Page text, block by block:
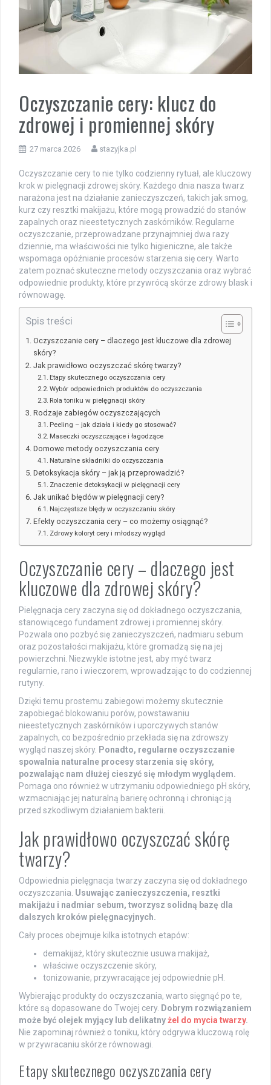
Oczyszczanie cery: klucz do
zdrowej i promiennej skóry
27 marca 2026 stazyjka.pl
Oczyszczanie cery to nie tylko codzienny rytuał, ale kluczowy
krok w pielęgnacji zdrowej skóry. Każdego dnia nasza twarz
narażona jest na działanie zanieczyszczeń, takich jak smog,
kurz czy resztki makijażu, które mogą prowadzić do stanów
zapalnych oraz nieestetycznych zaskórników. Regularne
oczyszczanie, przeprowadzane przynajmniej dwa razy
dziennie, ma właściwości nie tylko higieniczne, ale także
wspomaga opóźnianie procesów starzenia się cery. Warto
zatem poznać skuteczne metody oczyszczania oraz wybrać
odpowiednie produkty, które przywrócą skórze zdrowy blask i
równowagę.
Spis treści
Oczyszczanie cery – dlaczego jest kluczowe dla zdrowej
skóry?
Jak prawidłowo oczyszczać skórę twarzy?
Etapy skutecznego oczyszczania cery
Wybór odpowiednich produktów do oczyszczania
Rola toniku w pielęgnacji skóry
Rodzaje zabiegów oczyszczających
Peeling – jak działa i kiedy go stosować?
Maseczki oczyszczające i łagodzące
Domowe metody oczyszczania cery
Naturalne składniki do oczyszczania
Detoksykacja skóry – jak ją przeprowadzić?
Znaczenie detoksykacji w pielęgnacji cery
Jak unikać błędów w pielęgnacji cery?
Najczęstsze błędy w oczyszczaniu skóry
Efekty oczyszczania cery – co możemy osiągnąć?
Zdrowy koloryt cery i młodszy wygląd
Oczyszczanie cery – dlaczego jest
kluczowe dla zdrowej skóry?
Pielęgnacja cery zaczyna się od dokładnego oczyszczania,
stanowiącego fundament zdrowej i promiennej skóry.
Pozwala ono pozbyć się zanieczyszczeń, nadmiaru sebum
oraz pozostałości makijażu, które gromadzą się na jej
powierzchni. Niezwykle istotne jest, aby myć twarz
regularnie, rano i wieczorem, wprowadzając to do codziennej
rutyny.
Dzięki temu prostemu zabiegowi możemy skutecznie
zapobiegać blokowaniu porów, powstawaniu
nieestetycznych zaskórników i uporczywych stanów
zapalnych, co bezpośrednio przekłada się na zdrowszy
wygląd naszej skóry. Ponadto, regularne oczyszczanie
spowalnia naturalne procesy starzenia się skóry,
pozwalając nam dłużej cieszyć się młodym wyglądem.
Pomaga ono również w utrzymaniu odpowiedniego pH skóry,
wzmacniając jej naturalną barierę ochronną i chroniąc ją
przed szkodliwym działaniem bakterii.
Jak prawidłowo oczyszczać skórę
twarzy?
Odpowiednia pielęgnacja twarzy zaczyna się od dokładnego
oczyszczania. Usuwając zanieczyszczenia, resztki
makijażu i nadmiar sebum, tworzysz solidną bazę dla
dalszych kroków pielęgnacyjnych.
Cały proces obejmuje kilka istotnych etapów:
demakijaż, który skutecznie usuwa makijaż,
właściwe oczyszczenie skóry,
tonizowanie, przywracające jej odpowiednie pH.
Wybierając produkty do oczyszczania, warto sięgnąć po te,
które są dopasowane do Twojej cery. Dobrym rozwiązaniem
może być olejek myjący lub delikatnyżel do mycia twarzy.
Nie zapominaj również o toniku, który odgrywa kluczową rolę
w przywracaniu skórze równowagi.
Etapy skutecznego oczyszczania cery